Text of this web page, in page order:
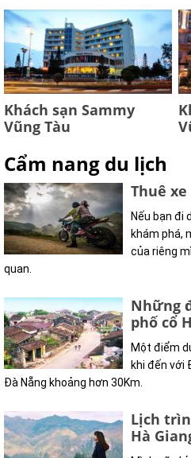
Khách sạn Sammy
Vũng Tàu
Cẩm nang du lịch
Thuê
Nếu bạn đi
khám phá,
của riêng
quan.
Những
phố cổ
Một điểm
khi đến với
Đà Nẵng khoảng hơn 30Km.
Lịch
Hà